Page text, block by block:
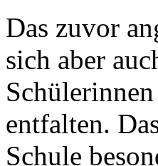
Das zuvor
sich aber
entfalten.
Schule